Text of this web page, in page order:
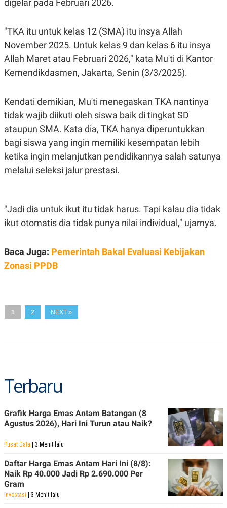
A
E
M
E
R
N
I
L
S
A
R
I
P
U
D
A
T
I
M
S
N
T
P
S
JARINGAN
N
T
A
A
D
E
Y
E
S
R
E
E
A
S
.
"TKA itu untuk kelas 12 (SMA) itu insya Allah
November 2025. Untuk kelas 9 dan kelas 6 itu insya
Allah Maret atau Februari 2026," kata Mu'ti di Kantor
Kemendikdasmen, Jakarta, Senin (3/3/2025).
Kendati demikian, Mu'ti menegaskan TKA nantinya
tidak wajib diikuti oleh siswa baik di tingkat SD
ataupun SMA. Kata dia, TKA hanya diperuntukkan
bagi siswa yang ingin memiliki kesempatan lebih
ketika ingin melanjutkan pendidikannya salah satunya
melalui seleksi jalur prestasi.
"Jadi dia untuk ikut itu tidak harus. Tapi kalau dia tidak
ikut otomatis dia tidak punya nilai individual," ujarnya.
Baca Juga: Pemerintah Bakal Evaluasi Kebijakan
Zonasi PPDB
1 2 NEXT
Terbaru
Grafik Harga Emas Antam Batangan (8
Agustus 2026), Hari Ini Turun atau Naik?
Pusat Data | 3 Menit lalu
Daftar Harga Emas Antam Hari Ini (8/8):
Naik Rp 40.000 Jadi Rp 2.690.000 Per
Gram
Investasi | 3 Menit lalu